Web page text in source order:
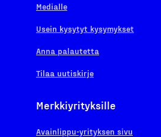
Medialle
Usein kysytyt kysymykset
Anna palautetta
Tilaa uutiskirje
Merkkiyrityksille
Avainlippu-yrityksen sivu